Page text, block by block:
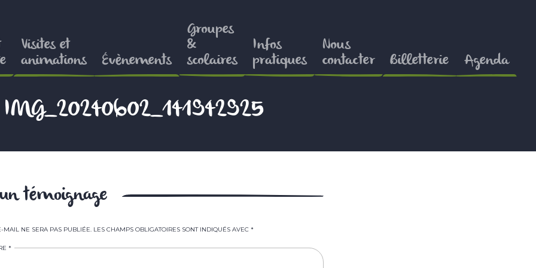
Visites et
animations Évènements
Groupes
&
scolaires
Infos
pratiques
Nous
contacter Billetterie Agenda
IMG_20240602_141942925
témoignage
MAIL NE SERA PAS PUBLIÉE. LES CHAMPS OBLIGATOIRES SONT INDIQUÉS AVEC *
*